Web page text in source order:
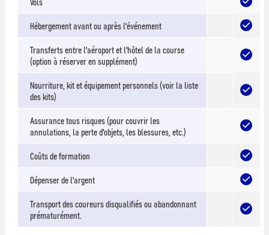
Hébergement avant ou après l'événement
Transferts entre l'aéroport et l'hôtel de la course
(option à réserver en supplément)
Nourriture, kit et équipement personnels (voir la liste
des kits)
Assurance tous risques (pour couvrir les
annulations, la perte d'objets, les blessures, etc.)
Coûts de formation
Dépenser de l'argent
Transport des coureurs disqualifiés ou abandonnant
prématurément.